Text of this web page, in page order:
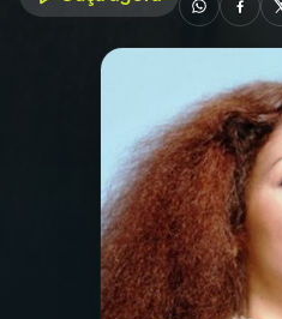
02A RÁDIO
PROGRAMAÇÃO
PROGRAMAS
PODCASTS